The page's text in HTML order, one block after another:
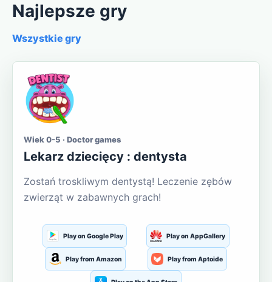
Najlepsze gry
Wszystkie gry
Wiek 0-5 · Doctor games
Lekarz dziecięcy : dentysta
Zostań troskliwym dentystą! Leczenie zębów
zwierząt w zabawnych grach!
Play on Google Play Play on AppGallery
Play from Amazon Play from Aptoide